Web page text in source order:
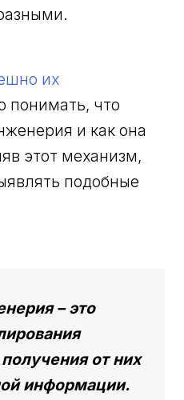
их
понимать, что
и как она
этот механизм,
подобные
– это
от них
информации.